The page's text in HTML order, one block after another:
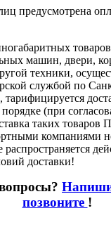
предусмотрена
машин, двери,
техники,
службой по
(при
таких товаров
компаниями
доставки!
позвоните !